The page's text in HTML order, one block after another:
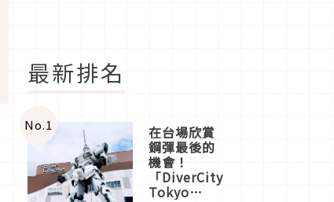
最新排名
No.1 在台場欣賞
鋼彈最後的
機會！
「DiverCity
Tokyo